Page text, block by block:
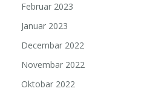
Februar 2023
Januar 2023
Decembar 2022
Novembar 2022
Oktobar 2022